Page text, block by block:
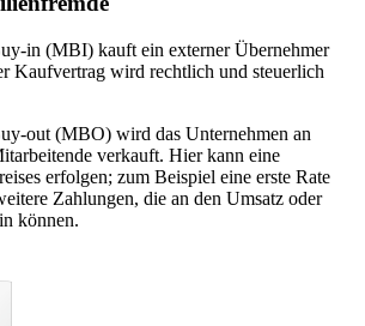
in (MBI) kauft ein externer Übernehmer
Kaufvertrag wird rechtlich und steuerlich
out (MBO) wird das Unternehmen an
verkauft. Hier kann eine
erfolgen; zum Beispiel eine erste Rate
Zahlungen, die an den Umsatz oder
können.